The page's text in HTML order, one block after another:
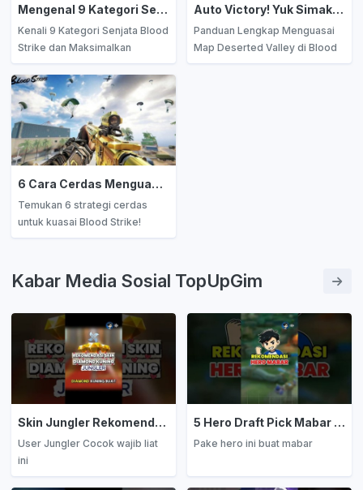
Mengenal 9 Kategori Senjata di Blood Strike: Panduan Lengkap untuk Menguasai Medan Tempur
Kenali 9 Kategori Senjata Blood
Strike dan Maksimalkan
Strategi Tempur Kamu!
Temukan senjata terbaik
sesuai gaya bermain di
panduan lengkap ini.
Auto Victory! Yuk Simak Guide Map Deserted Valley di Blood Strike
Panduan Lengkap Menguasai
Map Deserted Valley di Blood
Strike — Strategi Looting,
6 Cara Cerdas Menguasai Blood Strike untuk Pertempuran yang Lebih Seru
Temukan 6 strategi cerdas
untuk kuasai Blood Strike!
Tingkatkan akurasi, taktik, dan
medan tempur. Baca panduan
lengkapnya sekarang!
Kabar Media Sosial TopUpGim
Skin Jungler Rekomendasi Diamond Kuning
User Jungler Cocok wajib liat
ini
5 Hero Draft Pick Mabar Auto Win
Pake hero ini buat mabar